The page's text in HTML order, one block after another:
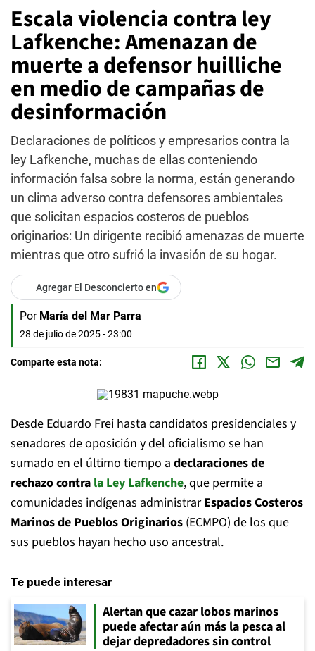
Escala violencia contra ley
Lafkenche: Amenazan de
muerte a defensor huilliche
en medio de campañas de
desinformación
Declaraciones de políticos y empresarios contra la
ley Lafkenche, muchas de ellas conteniendo
información falsa sobre la norma, están generando
un clima adverso contra defensores ambientales
que solicitan espacios costeros de pueblos
originarios: Un dirigente recibió amenazas de muerte
mientras que otro sufrió la invasión de su hogar.
Agregar El Desconcierto en
Por María del Mar Parra
28 de julio de 2025 - 23:00
Comparte esta nota:
Desde Eduardo Frei hasta candidatos presidenciales y
senadores de oposición y del oficialismo se han
sumado en el último tiempo a declaraciones de
rechazo contrala Ley Lafkenche, que permite a
comunidades indígenas administrarEspacios Costeros
Marinos de Pueblos Originarios (ECMPO) de los que
sus pueblos hayan hecho uso ancestral.
Te puede interesar
Alertan que cazar lobos marinos
puede afectar aún más la pesca al
dejar depredadores sin control